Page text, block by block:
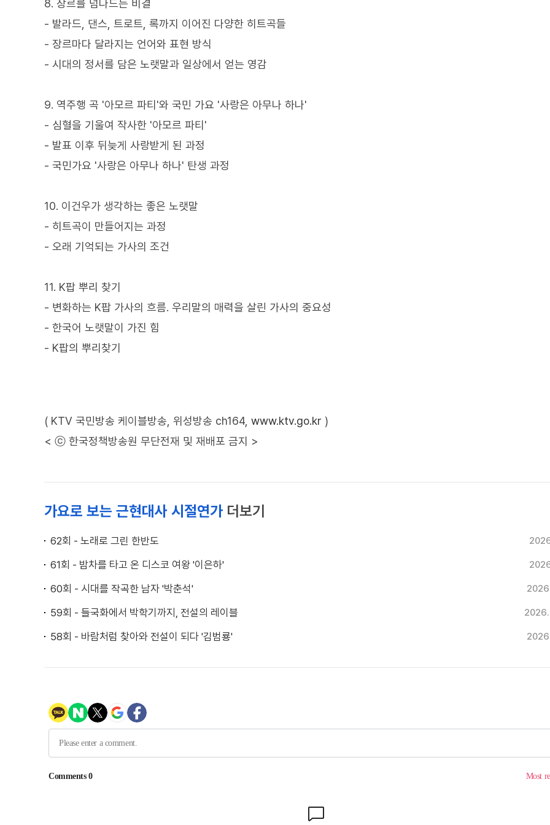
8. 장르를 넘나드는 비결
- 발라드, 댄스, 트로트, 록까지 이어진 다양한 히트곡들
- 장르마다 달라지는 언어와 표현 방식
- 시대의 정서를 담은 노랫말과 일상에서 얻는 영감
9. 역주행 곡 '아모르 파티'와 국민 가요 '사랑은 아무나 하나'
- 심혈을 기울여 작사한 '아모르 파티'
- 발표 이후 뒤늦게 사랑받게 된 과정
- 국민가요 '사랑은 아무나 하나' 탄생 과정
10. 이건우가 생각하는 좋은 노랫말
- 히트곡이 만들어지는 과정
- 오래 기억되는 가사의 조건
11. K팝 뿌리 찾기
- 변화하는 K팝 가사의 흐름. 우리말의 매력을 살린 가사의 중요성
- 한국어 노랫말이 가진 힘
- K팝의 뿌리찾기
( KTV 국민방송 케이블방송, 위성방송 ch164, www.ktv.go.kr )
< ⓒ 한국정책방송원 무단전재 및 재배포 금지 >
가요로 보는 근현대사 시절연가 더보기
62회 - 노래로 그린 한반도
61회 - 밤차를 타고 온 디스코 여왕 '이은하'
60회 - 시대를 작곡한 남자 '박춘석'
59회 - 들국화에서 박학기까지, 전설의 레이블
58회 - 바람처럼 찾아와 전설이 되다 '김범룡'